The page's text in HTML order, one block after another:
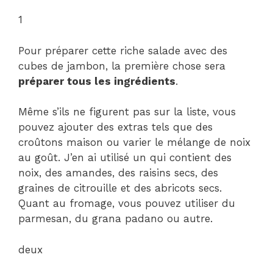
1
Pour préparer cette riche salade avec des
cubes de jambon, la première chose sera
préparer tous les ingrédients.
Même s’ils ne figurent pas sur la liste, vous
pouvez ajouter des extras tels que des
croûtons maison ou varier le mélange de noix
au goût. J’en ai utilisé un qui contient des
noix, des amandes, des raisins secs, des
graines de citrouille et des abricots secs.
Quant au fromage, vous pouvez utiliser du
parmesan, du grana padano ou autre.
deux